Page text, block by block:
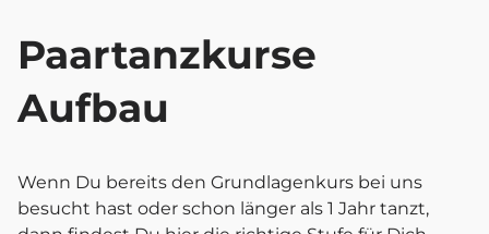
Paartanzkurse
Aufbau
Wenn Du bereits den Grundlagenkurs bei uns
besucht hast oder schon länger als 1 Jahr tanzt,